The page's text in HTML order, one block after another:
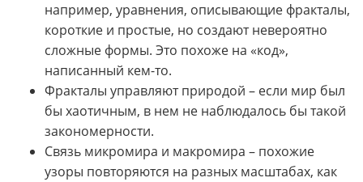
например, уравнения, описывающие фракталы,
короткие и простые, но создают невероятно
сложные формы. Это похоже на «код»,
написанный кем-то.
Фракталы управляют природой – если мир был
бы хаотичным, в нем не наблюдалось бы такой
закономерности.
Связь микромира и макромира – похожие
узоры повторяются на разных масштабах, как